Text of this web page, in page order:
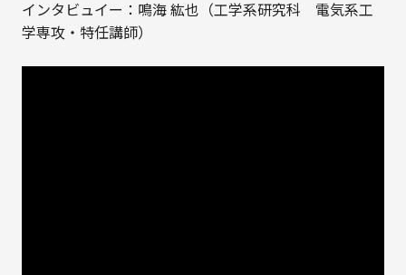
インタビュイー：鳴海 紘也（工学系研究科 電気系工
学専攻・特任講師）